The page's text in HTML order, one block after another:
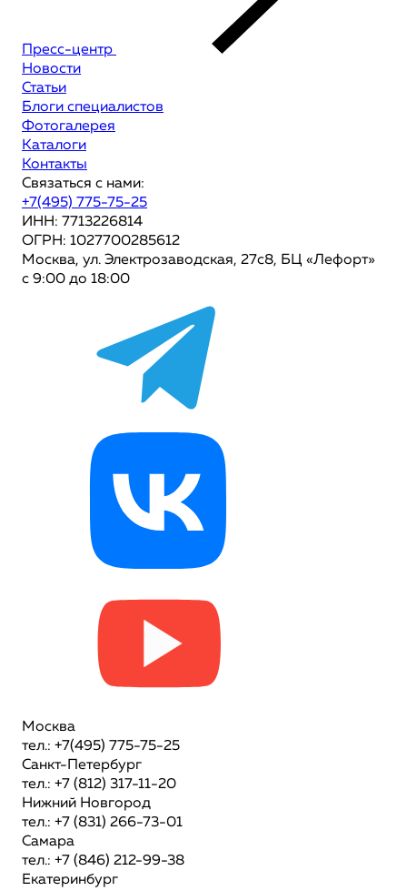
Пресс-центр
Новости
Статьи
Блоги специалистов
Фотогалерея
Каталоги
Контакты
Связаться с нами:
+7(495) 775-75-25
ИНН: 7713226814
ОГРН: 1027700285612
Москва, ул. Электрозаводская, 27с8, БЦ «Лефорт»
с 9:00 до 18:00
Москва
тел.: +7(495) 775-75-25
Санкт-Петербург
тел.: +7 (812) 317-11-20
Нижний Новгород
тел.: +7 (831) 266-73-01
Самара
тел.: +7 (846) 212-99-38
Екатеринбург